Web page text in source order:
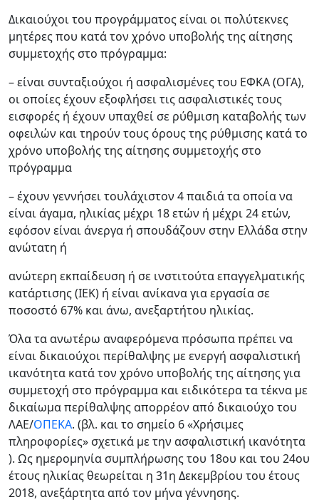
Δικαιούχοι του προγράμματος είναι οι πολύτεκνες
μητέρες που κατά τον χρόνο υποβολής της αίτησης
συμμετοχής στο πρόγραμμα:
– είναι συνταξιούχοι ή ασφαλισμένες του ΕΦΚΑ (ΟΓΑ),
οι οποίες έχουν εξοφλήσει τις ασφαλιστικές τους
εισφορές ή έχουν υπαχθεί σε ρύθμιση καταβολής των
οφειλών και τηρούν τους όρους της ρύθμισης κατά το
χρόνο υποβολής της αίτησης συμμετοχής στο
πρόγραμμα
– έχουν γεννήσει τουλάχιστον 4 παιδιά τα οποία να
είναι άγαμα, ηλικίας μέχρι 18 ετών ή μέχρι 24 ετών,
εφόσον είναι άνεργα ή σπουδάζουν στην Ελλάδα στην
ανώτατη ή
ανώτερη εκπαίδευση ή σε ινστιτούτα επαγγελματικής
κατάρτισης (ΙΕΚ) ή είναι ανίκανα για εργασία σε
ποσοστό 67% και άνω, ανεξαρτήτου ηλικίας.
Όλα τα ανωτέρω αναφερόμενα πρόσωπα πρέπει να
είναι δικαιούχοι περίθαλψης με ενεργή ασφαλιστική
ικανότητα κατά τον χρόνο υποβολής της αίτησης για
συμμετοχή στο πρόγραμμα και ειδικότερα τα τέκνα με
δικαίωμα περίθαλψης απορρέον από δικαιούχο του
ΛΑΕ/ΟΠΕΚΑ. (βλ. και το σημείο 6 «Χρήσιμες
πληροφορίες» σχετικά με την ασφαλιστική ικανότητα
). Ως ημερομηνία συμπλήρωσης του 18ου και του 24ου
έτους ηλικίας θεωρείται η 31η Δεκεμβρίου του έτους
2018, ανεξάρτητα από τον μήνα γέννησης.